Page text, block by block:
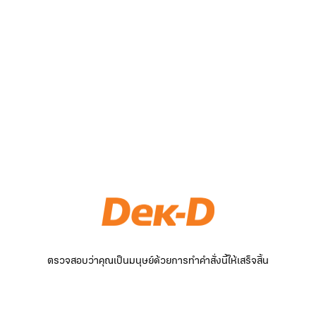
ตรวจสอบว่าคุณเป็นมนุษย์ด้วยการทำคำสั่งนี้ให้เสร็จสิ้น